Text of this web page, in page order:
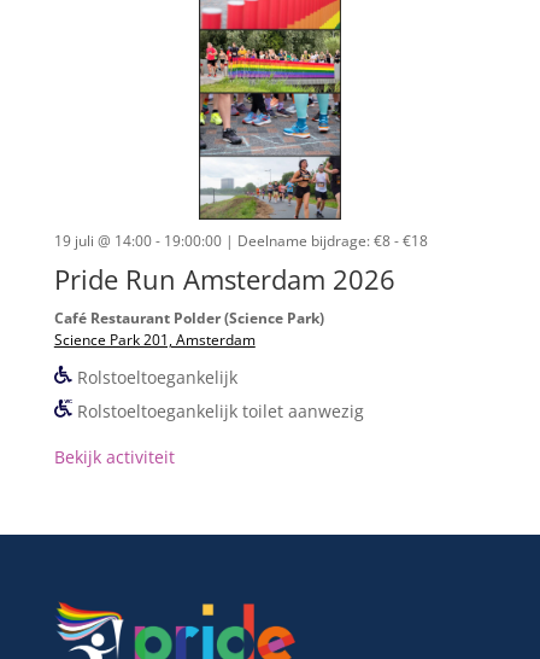
19 juli @ 14:00 - 19:00:00 | Deelname bijdrage: €8 - €18
Pride Run Amsterdam 2026
Café Restaurant Polder (Science Park)
Science Park 201, Amsterdam
Rolstoeltoegankelijk
Rolstoeltoegankelijk toilet aanwezig
Bekijk activiteit